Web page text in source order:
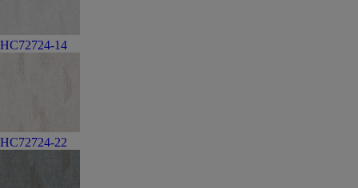
HC72724-14
HC72724-22